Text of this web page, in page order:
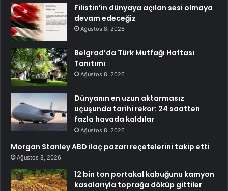
Filistin’in dünyaya açılan sesi olmaya
devam edeceğiz
Ağustos 8, 2026
Belgrad’da Türk Mutfağı Haftası
Tanıtımı
Ağustos 8, 2026
Dünyanın en uzun aktarmasız
uçuşunda tarihi rekor: 24 saatten
fazla havada kaldılar
Ağustos 8, 2026
Morgan Stanley ABD ilaç pazarı reçetelerini takip etti
Ağustos 8, 2026
12 bin ton portakal kabuğunu kamyon
kasalarıyla toprağa döküp gittiler